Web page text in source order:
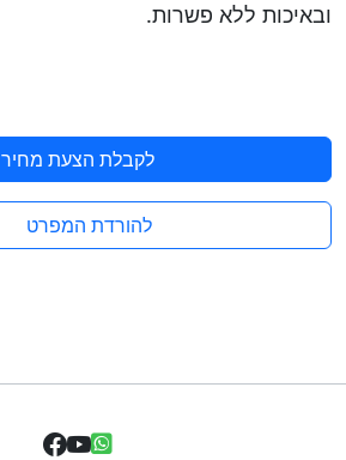
ובאיכות ללא פשרות.
לקבלת הצעת מחיר
להורדת המפרט